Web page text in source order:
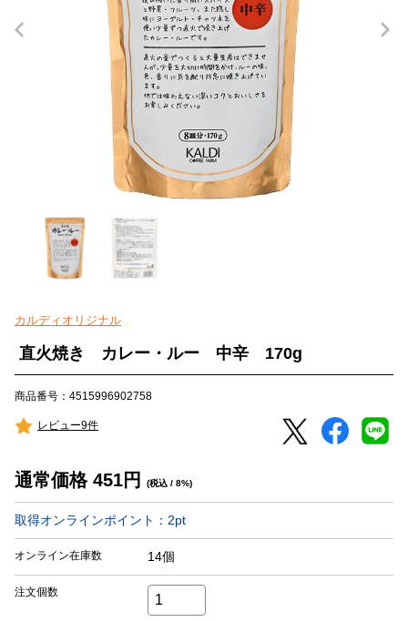
カルディオリジナル
直火焼き カレー・ルー 中辛 170g
商品番号：4515996902758
レビュー9件
通常価格 451円 (税込 / 8%)
取得オンラインポイント： 2pt
オンライン在庫数 14個
注文個数